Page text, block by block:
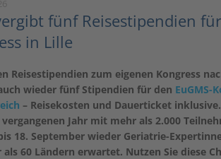
fünf Reisestipendien
in Lille
Reisestipendien zum eigenen Kongress
wieder fünf Stipendien für den EuGMS-
– Reisekosten und Dauerticket
Jahr mit mehr als 2.000
18. September wieder Geriatrie-
als 60 Ländern erwartet. Nutzen Sie diese